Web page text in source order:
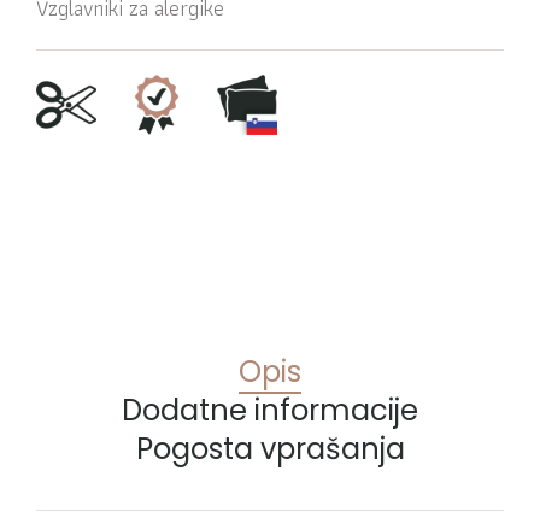
Vzglavniki za alergike
Opis
Dodatne informacije
Pogosta vprašanja